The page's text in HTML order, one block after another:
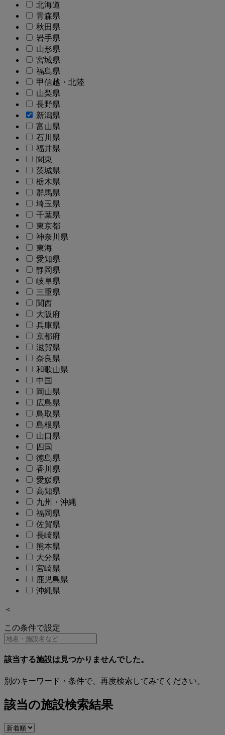
北海道
青森県
秋田県
岩手県
山形県
宮城県
福島県
甲信越・北陸
山梨県
長野県
新潟県
富山県
石川県
福井県
関東
茨城県
栃木県
群馬県
埼玉県
千葉県
東京都
神奈川県
東海
愛知県
静岡県
岐阜県
三重県
関西
大阪府
兵庫県
京都府
滋賀県
奈良県
和歌山県
中国
岡山県
広島県
鳥取県
島根県
山口県
四国
徳島県
香川県
愛媛県
高知県
九州・沖縄
福岡県
佐賀県
長崎県
熊本県
大分県
宮崎県
鹿児島県
沖縄県
＜
この条件で設定
該当する施設は見つかりませんでした。
別のキーワード・条件で、再度検索してみてください。
該当の施設検索結果